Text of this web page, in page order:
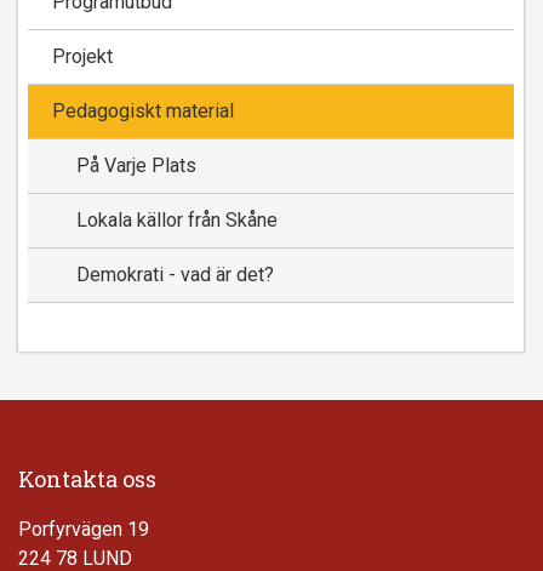
Projekt
Pedagogiskt material
På Varje Plats
Lokala källor från Skåne
Demokrati - vad är det?
Kontakta oss
Porfyrvägen 19
224 78 LUND